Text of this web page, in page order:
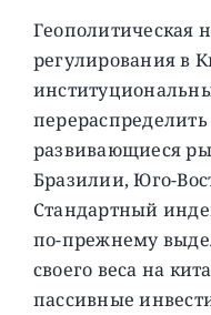
Геополитическая
регулирования в
развивающиеся
Бразилии, Юго-
Стандартный
по-прежнему
своего веса на
пассивные